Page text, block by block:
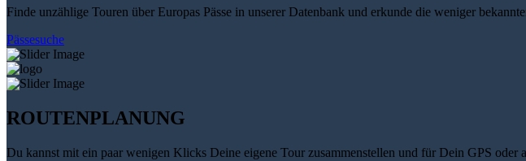
Finde unzählige Touren über Europas Pässe in unserer Datenbank und erkunde die weniger
Pässesuche
ROUTENPLANUNG
Du kannst mit ein paar wenigen Klicks Deine eigene Tour zusammenstellen und für Dein GPS